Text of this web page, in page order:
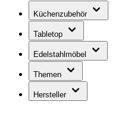
Küchenzubehör
Tabletop
Edelstahlmöbel
Themen
Hersteller